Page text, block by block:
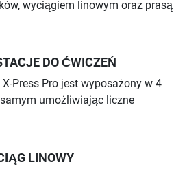
wyciągiem linowym oraz prasą
DO ĆWICZEŃ
Press Pro jest wyposażony w 4
umożliwiając liczne
LINOWY